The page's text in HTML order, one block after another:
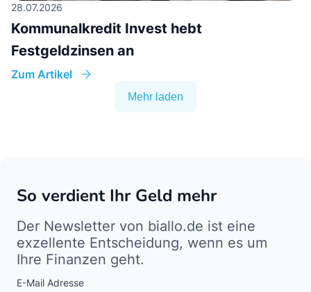
28.07.2026
Kommunalkredit Invest hebt
Festgeldzinsen an
Zum Artikel
Mehr laden
So verdient Ihr Geld mehr
Der Newsletter von biallo.de ist eine
exzellente Entscheidung, wenn es um
Ihre Finanzen geht.
E-Mail Adresse
Interests
Amount